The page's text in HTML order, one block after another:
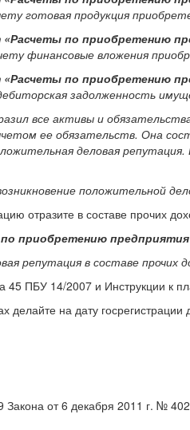
готовая продукция
«Расчеты по приобретению
финансовые вложения
«Расчеты по приобретению
задолженность
все активы и
ее обязательств. Она
деловая
положительной
отразите в составе прочих
приобретению
репутация в составе прочих
45 ПБУ 14/2007 и Инструкции к
делайте на дату
9 Закона от 6 декабря 2011 г. №